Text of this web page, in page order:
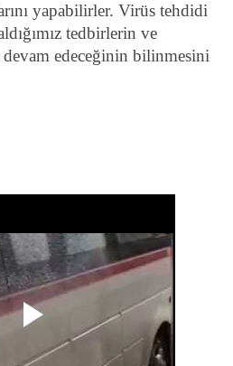
yapabilirler. Virüs tehdidi
tedbirlerin ve
edeceğinin bilinmesini